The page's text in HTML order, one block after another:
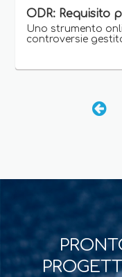
ODR: Requisito
Uno strumento
controversie